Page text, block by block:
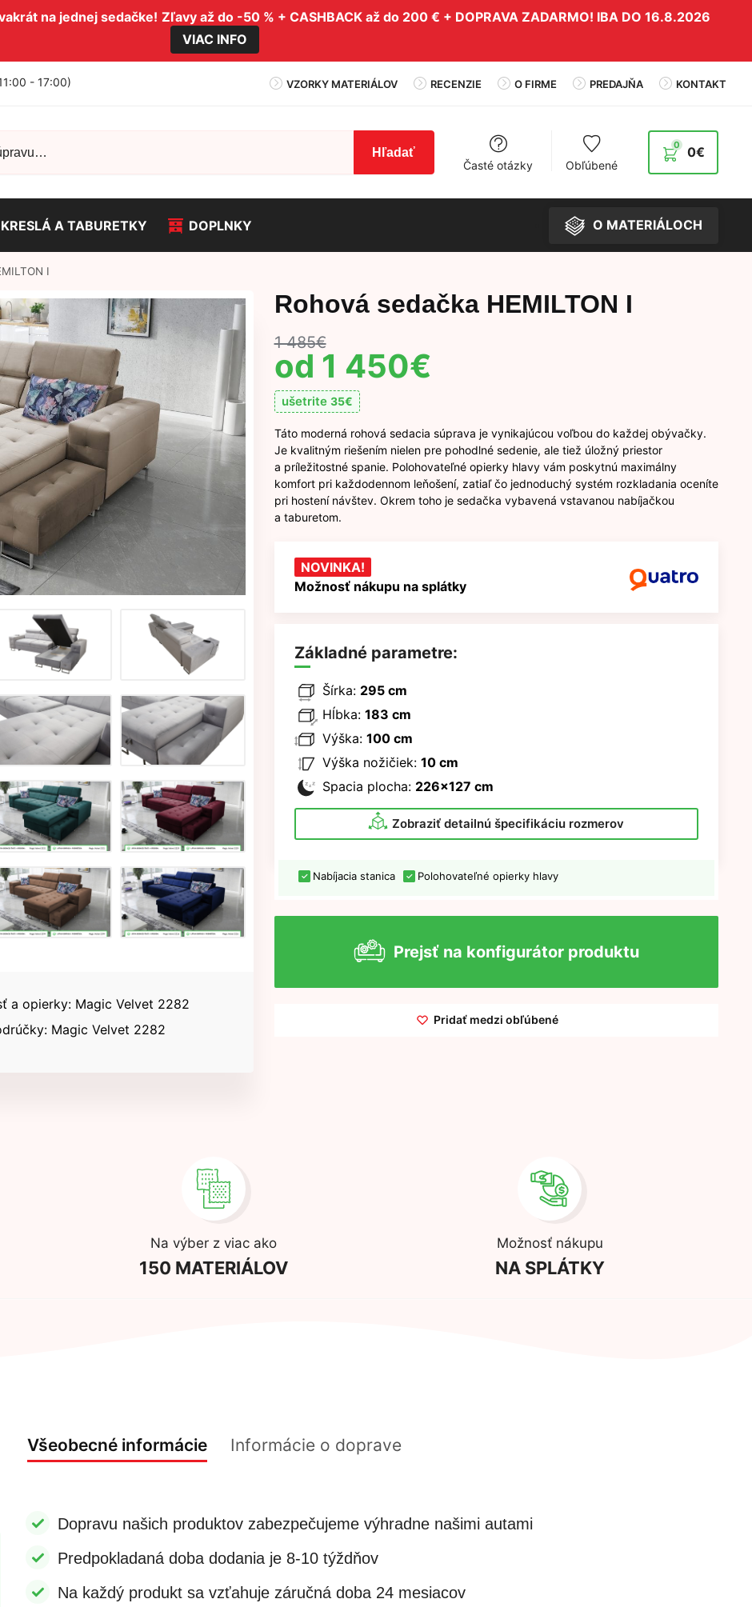
na jednej sedačke! Zľavy až do -50 % + CASHBACK až do 200 € + DOPRAVA ZADARMO! IBA DO 16.8.2026
VIAC INFO
- 17:00) VZORKY MATERIÁLOV RECENZIE O FIRME PREDAJŇA KONTAKT
Hľadať
Časté otázky
Obľúbené
0€
0
KRESLÁ A TABURETKY DOPLNKY O MATERIÁLOCH
I
a opierky: Magic Velvet 2282
Magic Velvet 2282
Rohová sedačka HEMILTON I
1 485€
1 450€
ušetrite 35€
Táto moderná rohová sedacia súprava je vynikajúcou voľbou do každej obývačky.
Je kvalitným riešením nielen pre pohodlné sedenie, ale tiež úložný priestor
a príležitostné spanie. Polohovateľné opierky hlavy vám poskytnú maximálny
komfort pri každodennom leňošení, zatiaľ čo jednoduchý systém rozkladania oceníte
pri hostení návštev. Okrem toho je sedačka vybavená vstavanou nabíjačkou
a taburetom.
NOVINKA!
Možnosť nákupu na splátky
Základné parametre:
Šírka: 295 cm
Hĺbka: 183 cm
Výška: 100 cm
Výška nožičiek: 10 cm
Spacia plocha: 226x127 cm
Zobraziť detailnú špecifikáciu rozmerov
Nabíjacia stanica Polohovateľné opierky hlavy
Prejsť na konfigurátor produktu
Pridať medzi obľúbené
Na výber z viac ako
150 MATERIÁLOV
Možnosť nákupu
NA SPLÁTKY
Všeobecné informácie Informácie o doprave
Dopravu našich produktov zabezpečujeme výhradne našimi autami
Predpokladaná doba dodania je 8-10 týždňov
Na každý produkt sa vzťahuje záručná doba 24 mesiacov